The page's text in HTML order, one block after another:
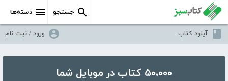
دسته‌ها جستجو
آپلود کتاب ورود / ثبت نام
۵۰،۰۰۰ کتاب در موبایل شما